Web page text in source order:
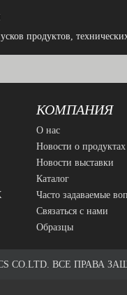
продуктов,
КОМПАНИЯ
О нас
Новости о продуктах
Новости выставки
Каталог
Часто задаваемые
Связаться с нами
Образцы
CO.LTD. ВСЕ ПРАВА